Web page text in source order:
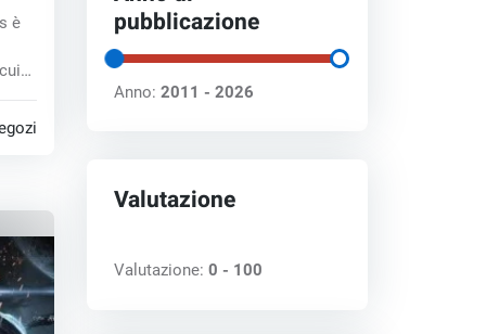
è
pubblicazione
Anno:2011 - 2026
Valutazione
Valutazione:0 - 100